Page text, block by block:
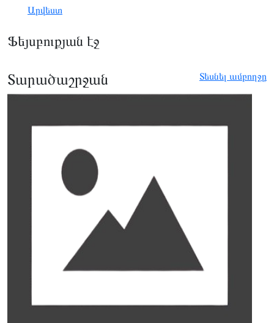
Արվեստ
Ֆեյսբուքյան էջ
Տարածաշրջան Տեսնել ամբողջը